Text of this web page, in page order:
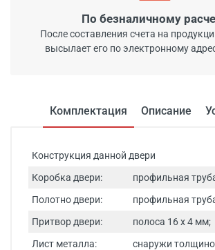
По безналичному
После составления счета на
высылает его по электронному
Комплектация Описание
Конструкция данной двери
Коробка двери:
профильная
Полотно двери:
профильная
Притвор двери:
полоса 16 х 4 мм;
Лист металла:
снаружи